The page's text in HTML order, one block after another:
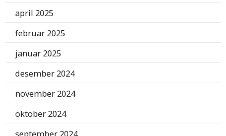
april 2025
februar 2025
januar 2025
desember 2024
november 2024
oktober 2024